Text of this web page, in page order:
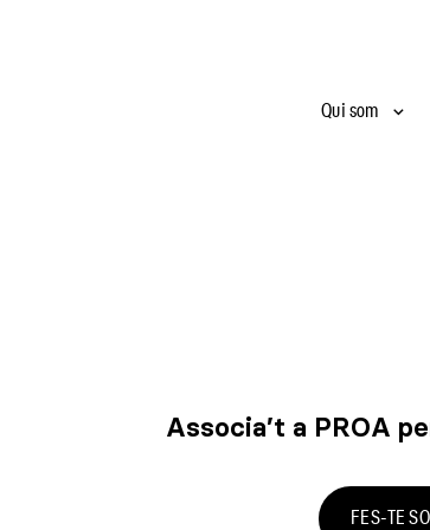
Qui som
Associa’t a PROA
FES-TE